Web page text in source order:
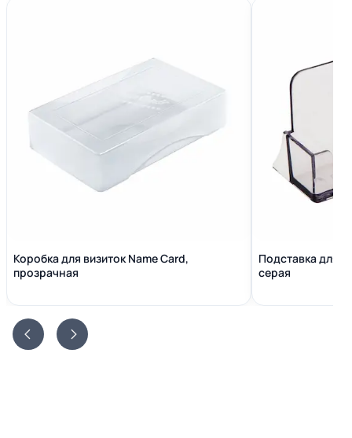
Коробка для визиток Name Сard,
прозрачная
Подставка для
серая